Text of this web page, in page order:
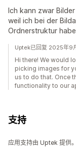
Ich kann zwar
weil ich bei der
Ordnerstruktur habe
Uptek已回复 2025年9
Hi there! We would
picking images for
us to do that. Once
functionality to our
支持
应用支持由 Uptek 提供。